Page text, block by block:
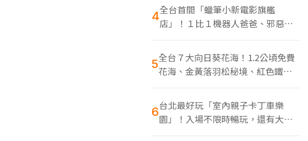
4全台首間「蠟筆小新電影旗艦
店」！１比１機器人爸爸、邪惡正
男，百款周邊買翻
5全台７大向日葵花海！1.2公頃免費
花海、金黃落羽松秘境、紅色鐵橋
同框
6台北最好玩「室內親子卡丁車樂
園」！入場不限時暢玩，還有大螢
幕Switch遊戲區